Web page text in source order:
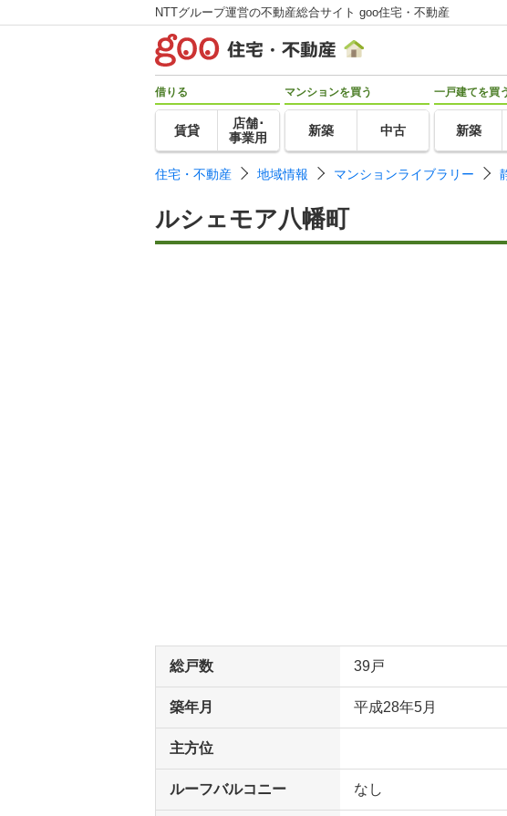
NTTグループ運営の不動産総合サイト goo住宅・不動産
借りる
賃貸
店舗･
事業用
マンションを買う
新築 中古
一戸建てを買
新築
住宅・不動産 地域情報 マンションライブラリー
ルシェモア八幡町
総戸数 39戸
築年月 平成28年5月
主方位
ルーフバルコニー なし